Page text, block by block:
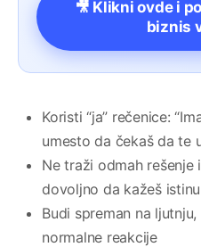
🎥 Klikni ovde i
biznis
Koristi “ja” rečenice:
umesto da čekaš da te
Ne traži odmah
dovoljno da kažeš istinu
Budi spreman na
normalne reakcije